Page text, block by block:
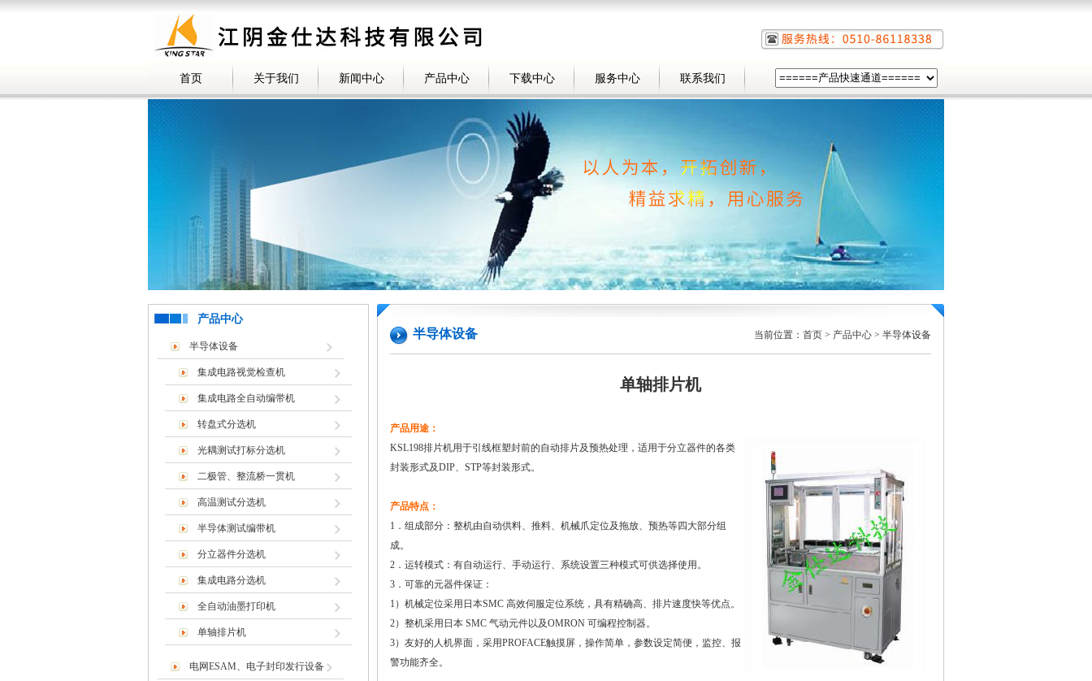
首页 关于我们 新闻中心 产品中心 下载中心 服务中心 联系我们
产品中心
半导体设备
集成电路视觉检查机
集成电路全自动编带机
转盘式分选机
光耦测试打标分选机
二极管、整流桥一贯机
高温测试分选机
半导体测试编带机
分立器件分选机
集成电路分选机
全自动油墨打印机
单轴排片机
电网ESAM、电子封印发行设备
半导体设备 当前位置： 首页 > 产品中心 > 半导体设备
单轴排片机
产品用途：
KSL198排片机用于引线框塑封前的自动排片及预热处理，适用于分立器件的各类
封装形式及DIP、STP等封装形式。
产品特点：
1．组成部分：整机由自动供料、推料、机械爪定位及拖放、预热等四大部分组
成。
2．运转模式：有自动运行、手动运行、系统设置三种模式可供选择使用。
3．可靠的元器件保证：
1）机械定位采用日本SMC 高效伺服定位系统，具有精确高、排片速度快等优点。
2）整机采用日本 SMC 气动元件以及OMRON 可编程控制器。
3）友好的人机界面，采用PROFACE触摸屏，操作简单，参数设定简便，监控、报
警功能齐全。